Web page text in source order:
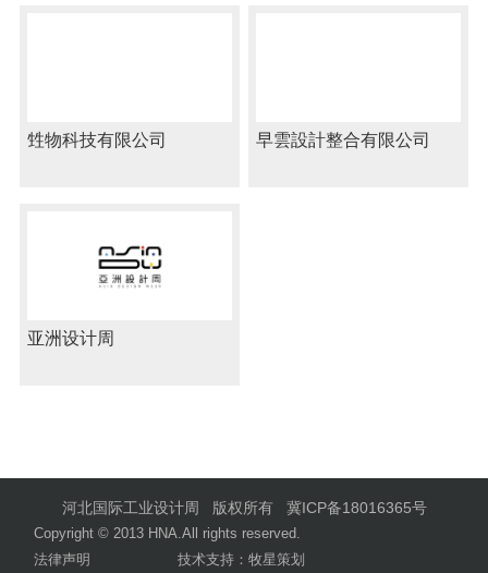
甡物科技有限公司 早雲設計整合有限公司
亚洲设计周
河北国际工业设计周 版权所有 冀ICP备18016365号
Copyright © 2013 HNA.All rights reserved.
法律声明
技术支持：牧星策划